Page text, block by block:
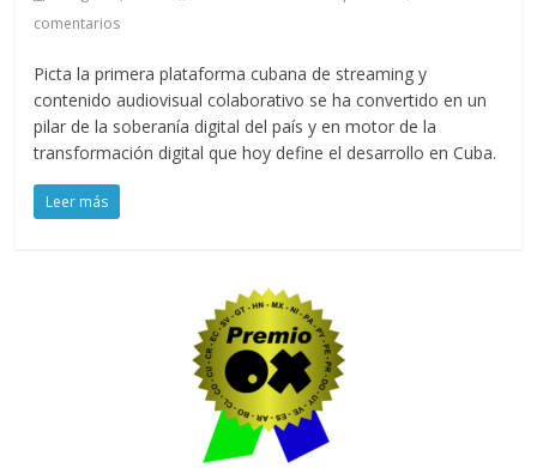
comentarios
Picta la primera plataforma cubana de streaming y
contenido audiovisual colaborativo se ha convertido en un
pilar de la soberanía digital del país y en motor de la
transformación digital que hoy define el desarrollo en Cuba.
Leer más